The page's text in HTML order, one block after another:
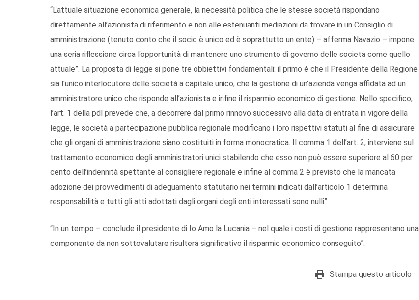
“L’attuale situazione economica generale, la necessità politica che le stesse società rispondano
direttamente all’azionista di riferimento e non alle estenuanti mediazioni da trovare in un Consiglio di
amministrazione (tenuto conto che il socio è unico ed è soprattutto un ente) – afferma Navazio – impone
una seria riflessione circa l’opportunità di mantenere uno strumento di governo delle società come quello
attuale”. La proposta di legge si pone tre obbiettivi fondamentali: il primo è che il Presidente della Regione
sia l’unico interlocutore delle società a capitale unico; che la gestione di un’azienda venga affidata ad un
amministratore unico che risponde all’azionista e infine il risparmio economico di gestione. Nello specifico,
l’art. 1 della pdl prevede che, a decorrere dal primo rinnovo successivo alla data di entrata in vigore della
legge, le società a partecipazione pubblica regionale modificano i loro rispettivi statuti al fine di assicurare
che gli organi di amministrazione siano costituiti in forma monocratica. Il comma 1 dell’art. 2, interviene sul
trattamento economico degli amministratori unici stabilendo che esso non può essere superiore al 60 per
cento dell’indennità spettante al consigliere regionale e infine al comma 2 è previsto che la mancata
adozione dei provvedimenti di adeguamento statutario nei termini indicati dall’articolo 1 determina
responsabilità e tutti gli atti adottati dagli organi degli enti interessati sono nulli”.
“In un tempo – conclude il presidente di Io Amo la Lucania – nel quale i costi di gestione rappresentano una
componente da non sottovalutare risulterà significativo il risparmio economico conseguito”.
Stampa questo articolo